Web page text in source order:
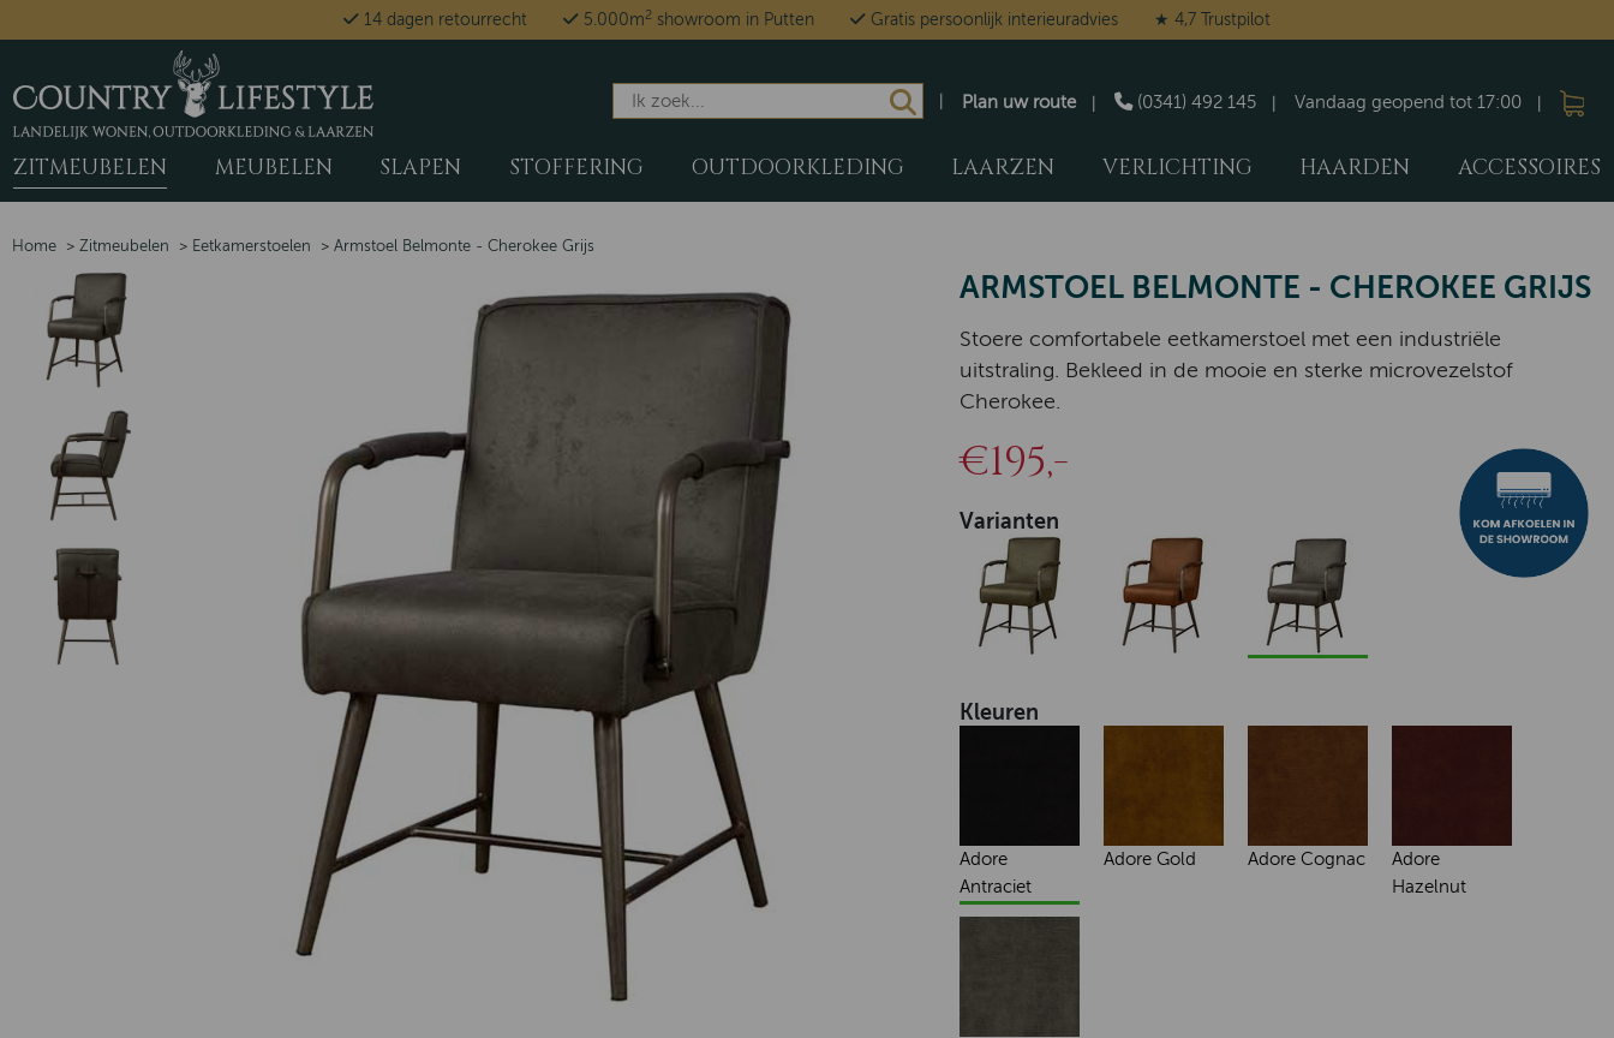
14 dagen retourrecht 5.000m2 showroom in Putten Gratis persoonlijk interieuradvies ★ 4,7 Trustpilot
Vandaag geopend tot 17:00
(0341) 492 145
Plan uw route
ZITMEUBELEN MEUBELEN SLAPEN STOFFERING OUTDOORKLEDING LAARZEN VERLICHTING HAARDEN ACCESSOIRES
Home > Zitmeubelen > Eetkamerstoelen > Armstoel Belmonte - Cherokee Grijs
ARMSTOEL BELMONTE - CHEROKEE GRIJS
Stoere comfortabele eetkamerstoel met een industriële
uitstraling. Bekleed in de mooie en sterke microvezelstof
Cherokee.
€195,-
Varianten
Kleuren
Adore
Antraciet
Adore Gold Adore Cognac
Adore
Hazelnut